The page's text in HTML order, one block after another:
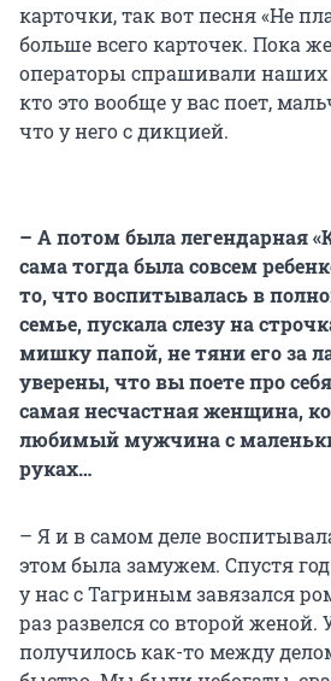
карточки, так вот песня «Не
больше всего карточек. Пока
операторы спрашивали
кто это вообще у вас поет,
что у него с дикцией.
– А потом была легендарная
сама тогда была совсем
то, что воспитывалась в
семье, пускала слезу на
мишку папой, не тяни его за
уверены, что вы поете про
самая несчастная женщина,
любимый мужчина с
руках…
– Я и в самом деле
этом была замужем. Спустя
у нас с Тагриным завязался
раз развелся со второй женой.
получилось как-то между